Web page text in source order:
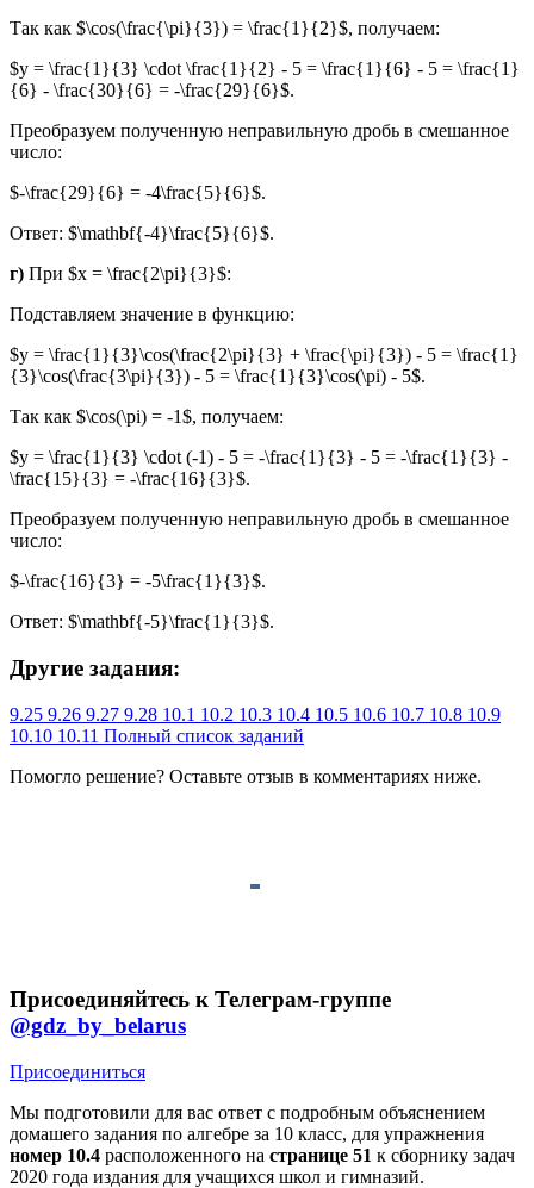
Так как $\cos(\frac{\pi}{3}) = \frac{1}{2}$, получаем:
$y = \frac{1}{3} \cdot \frac{1}{2} - 5 = \frac{1}{6} - 5 = \frac{1}
{6} - \frac{30}{6} = -\frac{29}{6}$.
Преобразуем полученную неправильную дробь в смешанное
число:
$-\frac{29}{6} = -4\frac{5}{6}$.
Ответ: $\mathbf{-4}\frac{5}{6}$.
г) При $x = \frac{2\pi}{3}$:
Подставляем значение в функцию:
$y = \frac{1}{3}\cos(\frac{2\pi}{3} + \frac{\pi}{3}) - 5 = \frac{1}
{3}\cos(\frac{3\pi}{3}) - 5 = \frac{1}{3}\cos(\pi) - 5$.
Так как $\cos(\pi) = -1$, получаем:
$y = \frac{1}{3} \cdot (-1) - 5 = -\frac{1}{3} - 5 = -\frac{1}{3} -
\frac{15}{3} = -\frac{16}{3}$.
Преобразуем полученную неправильную дробь в смешанное
число:
$-\frac{16}{3} = -5\frac{1}{3}$.
Ответ: $\mathbf{-5}\frac{1}{3}$.
Другие задания:
9.25 9.26 9.27 9.28 10.1 10.2 10.3 10.4 10.5 10.6 10.7 10.8 10.9
10.10 10.11 Полный список заданий
Помогло решение? Оставьте отзыв в комментариях ниже.
Присоединяйтесь к Телеграм-группе
@gdz_by_belarus
Присоединиться
Мы подготовили для вас ответ c подробным объяснением
домашего задания по алгебре за 10 класс, для упражнения
номер 10.4 расположенного на странице 51 к сборнику задач
2020 года издания для учащихся школ и гимназий.